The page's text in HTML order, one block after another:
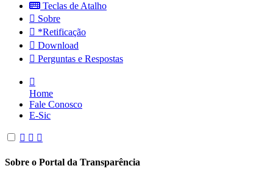
Teclas de Atalho
Sobre
*Retificação
Download
Perguntas e Respostas
Home
Fale Conosco
E-Sic
Sobre o Portal da Transparência